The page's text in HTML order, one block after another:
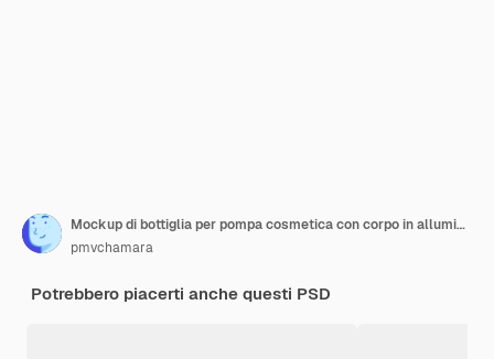
Mockup di bottiglia per pompa cosmetica con corpo in alluminio
pmvchamara
Potrebbero piacerti anche questi PSD